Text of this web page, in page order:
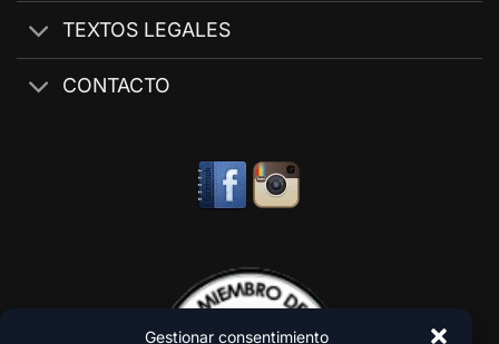
Gestionar consentimiento
TEXTOS LEGALES
CONTACTO